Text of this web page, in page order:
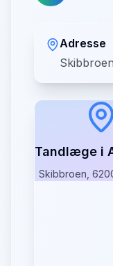
Adresse
Tandlæge i
Skibbroen,